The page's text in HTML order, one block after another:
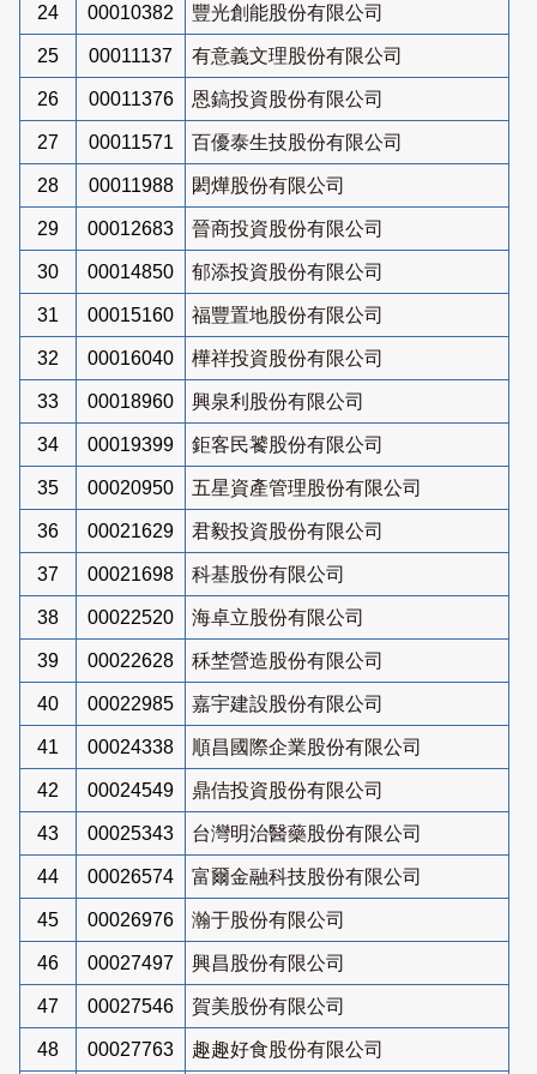
24 00010382 豐光創能股份有限公司
25 00011137 有意義文理股份有限公司
26 00011376 恩鎬投資股份有限公司
27 00011571 百優泰生技股份有限公司
28 00011988 閎燁股份有限公司
29 00012683 晉商投資股份有限公司
30 00014850 郁添投資股份有限公司
31 00015160 福豐置地股份有限公司
32 00016040 樺祥投資股份有限公司
33 00018960 興泉利股份有限公司
34 00019399 鉅客民饕股份有限公司
35 00020950 五星資產管理股份有限公司
36 00021629 君毅投資股份有限公司
37 00021698 科基股份有限公司
38 00022520 海卓立股份有限公司
39 00022628 秝埜營造股份有限公司
40 00022985 嘉宇建設股份有限公司
41 00024338 順昌國際企業股份有限公司
42 00024549 鼎佶投資股份有限公司
43 00025343 台灣明治醫藥股份有限公司
44 00026574 富爾金融科技股份有限公司
45 00026976 瀚于股份有限公司
46 00027497 興昌股份有限公司
47 00027546 賀美股份有限公司
48 00027763 趣趣好食股份有限公司